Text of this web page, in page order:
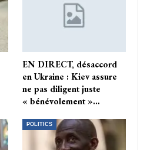
EN DIRECT, désaccord
en Ukraine : Kiev assure
ne pas diligent juste
« bénévolement »…
POLITICS